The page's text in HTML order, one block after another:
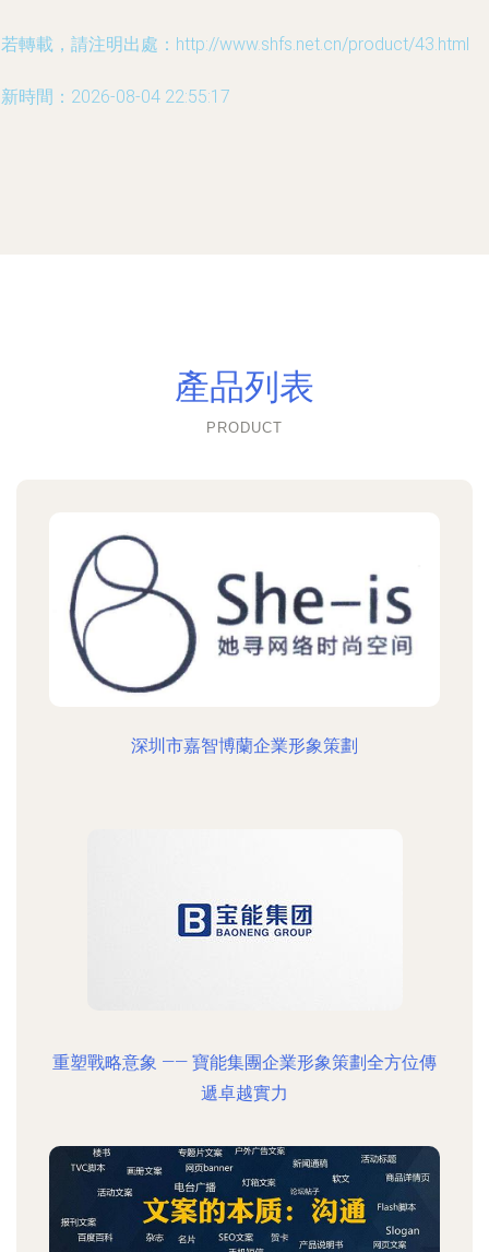
轉載，請注明出處：http://www.shfs.net.cn/product/43.html
時間：2026-08-04 22:55:17
產品列表
PRODUCT
深圳市嘉智博蘭企業形象策劃
重塑戰略意象 —— 寶能集團企業形象策劃全方位傳
遞卓越實力